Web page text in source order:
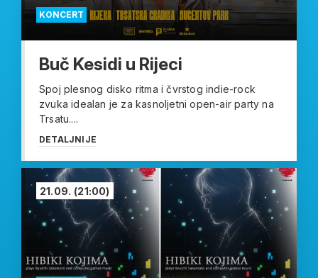
KONCERT
Buč Kesidi u Rijeci
Spoj plesnog disko ritma i čvrstog indie-rock
zvuka idealan je za kasnoljetni open-air party na
Trsatu....
DETALJNIJE
21.09. (21:00)